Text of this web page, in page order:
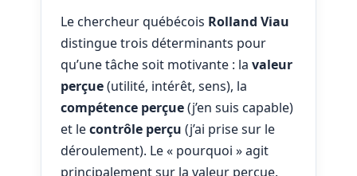
Le chercheur québécois Rolland Viau
distingue trois déterminants pour
qu’une tâche soit motivante : la valeur
perçue(utilité, intérêt, sens), la
compétence perçue(j’en suis capable)
et lecontrôle perçu (j’ai prise sur le
déroulement). Le « pourquoi » agit
principalement sur la valeur perçue.